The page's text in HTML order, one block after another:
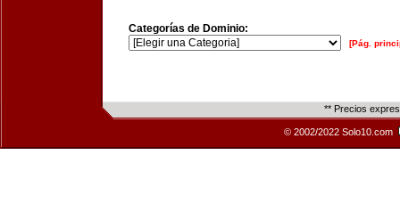
Categorías de Dominio:
[Pág.
** Precios
© 2002/2022 Solo10.com